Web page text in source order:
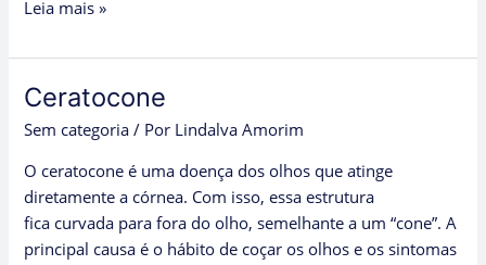
Leia mais »
Ceratocone
Sem categoria / Por Lindalva Amorim
O ceratocone é uma doença dos olhos que atinge
diretamente a córnea. Com isso, essa estrutura
fica curvada para fora do olho, semelhante a um “cone”. A
principal causa é o hábito de coçar os olhos e os sintomas
Ceratocone